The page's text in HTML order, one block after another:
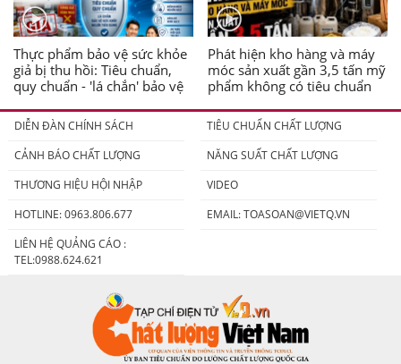
Thực phẩm bảo vệ sức khỏe
giả bị thu hồi: Tiêu chuẩn,
quy chuẩn - 'lá chắn' bảo vệ
Phát hiện kho hàng và máy
móc sản xuất gần 3,5 tấn mỹ
phẩm không có tiêu chuẩn
DIỄN ĐÀN CHÍNH SÁCH
TIÊU CHUẨN CHẤT LƯỢNG
CẢNH BÁO CHẤT LƯỢNG
NĂNG SUẤT CHẤT LƯỢNG
THƯƠNG HIỆU HỘI NHẬP
VIDEO
HOTLINE: 0963.806.677
EMAIL:TOASOAN@VIETQ.VN
LIÊN HỆ QUẢNG CÁO :
TEL:0988.624.621